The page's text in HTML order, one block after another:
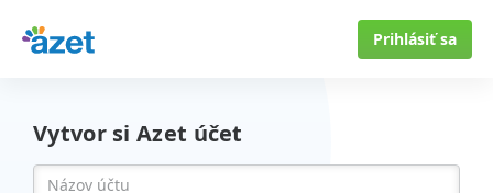
Prihlásiť sa
Vytvor si Azet účet